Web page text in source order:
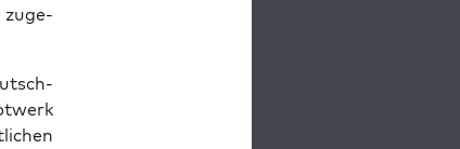
zuge­